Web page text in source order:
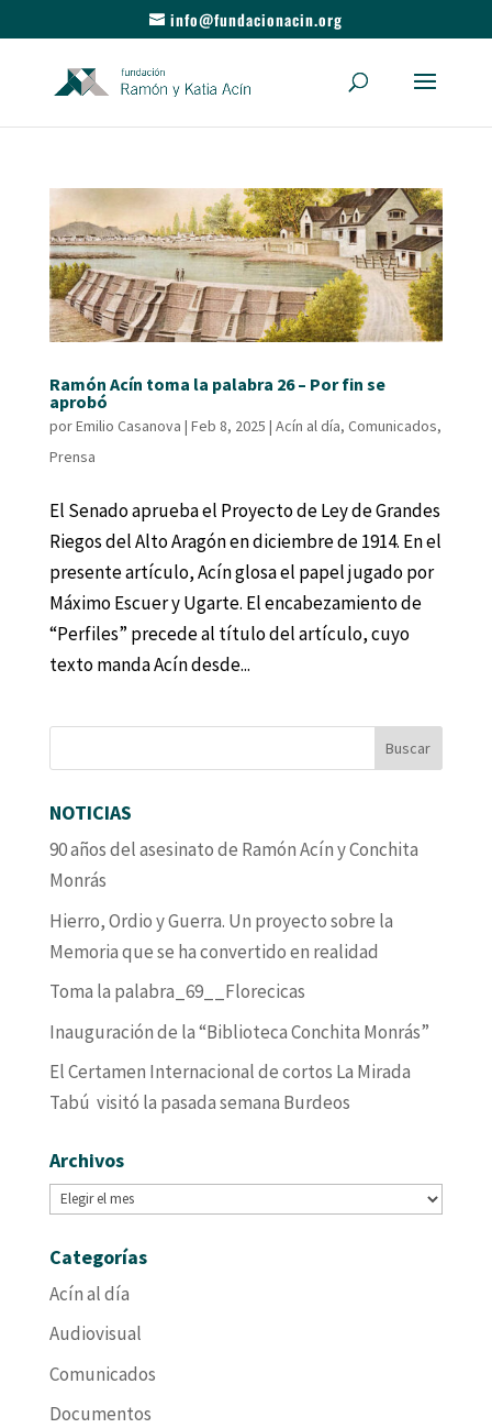
info@fundacionacin.org
Ramón Acín toma la palabra 26 – Por fin se
aprobó
porEmilio Casanova | Feb 8, 2025 | Acín al día, Comunicados,
Prensa
El Senado aprueba el Proyecto de Ley de Grandes
Riegos del Alto Aragón en diciembre de 1914. En el
presente artículo, Acín glosa el papel jugado por
Máximo Escuer y Ugarte. El encabezamiento de
“Perfiles” precede al título del artículo, cuyo
texto manda Acín desde...
NOTICIAS
90 años del asesinato de Ramón Acín y Conchita
Monrás
Hierro, Ordio y Guerra. Un proyecto sobre la
Memoria que se ha convertido en realidad
Toma la palabra_69__Florecicas
Inauguración de la “Biblioteca Conchita Monrás”
El Certamen Internacional de cortos La Mirada
Tabú visitó la pasada semana Burdeos
Archivos
Archivos
Categorías
Acín al día
Audiovisual
Comunicados
Documentos